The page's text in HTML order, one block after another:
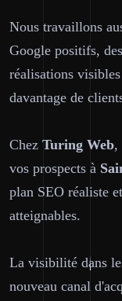
Nous travaillons
Google positifs,
réalisations
davantage de
Chez Turing Web,
vos prospects à
plan SEO réaliste
atteignables.
La visibilité dans
nouveau canal